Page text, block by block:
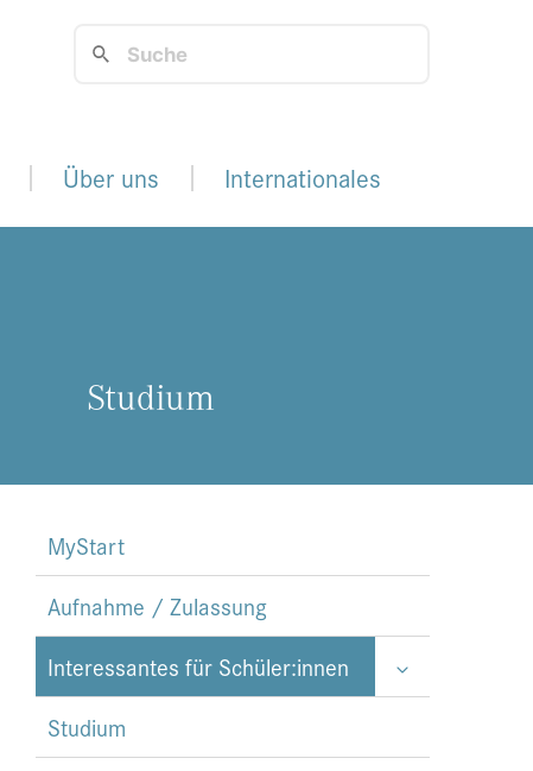
Über uns Internationales
Stu­di­um
MyStart
Aufnahme / Zulassung
Interessantes für Schüler:innen
Studium